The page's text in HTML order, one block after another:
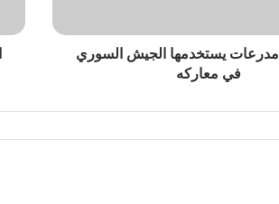
بالصور.. 9 مدرعات يستخدمها الجيش السوري
في معاركه